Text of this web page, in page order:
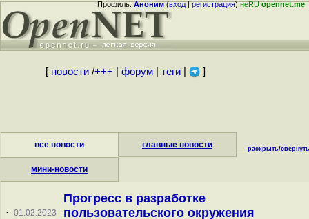
Профиль:Аноним(вход|регистрация)неRUopennet.me
[ новости/+++ форум| теги| ]
все новости главные новости
мини-новости
раскрыть/свернуть
· 01.02.2023
Прогресс в разработке
пользовательского окружения